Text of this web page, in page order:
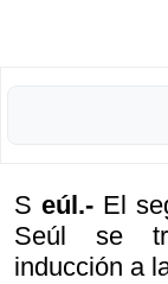
S eúl.- El
Seúl se
inducción a